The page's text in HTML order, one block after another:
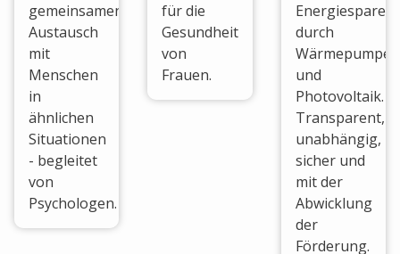
gemeinsamen
Austausch
mit
Menschen
in
ähnlichen
Situationen
- begleitet
von
Psychologen.
für die
Gesundheit
von
Frauen.
Energiesparen
durch
Wärmepumpen
und
Photovoltaik.
Transparent,
unabhängig,
sicher und
mit der
Abwicklung
der
Förderung.